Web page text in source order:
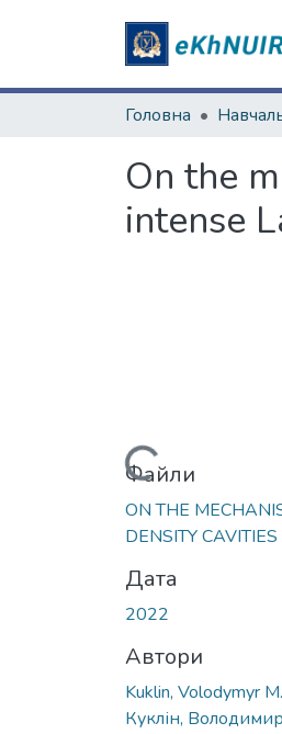
Головна
Оn the
intense
Вантажиться...Файли
ON THE
DENSITY
Дата
2022
Автори
Kuklin, Volodymyr M.
Куклін,